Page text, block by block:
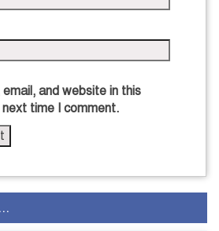
and website in this
time I comment.